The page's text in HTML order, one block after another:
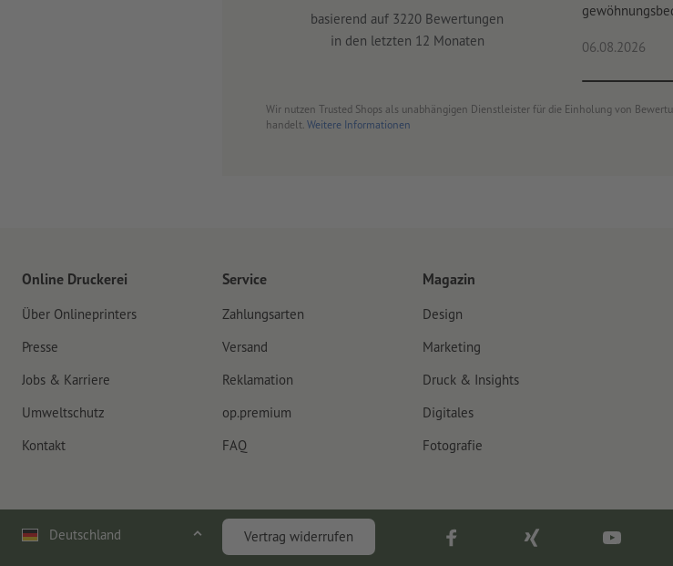
basierend auf 3220 Bewertungen
in den letzten 12 Monaten
06.08.2026
Wir nutzen Trusted Shops als unabhängigen Dienstleister für die Einholung von
handelt. Weitere Informationen
Online Druckerei
Über Onlineprinters
Presse
Jobs & Karriere
Umweltschutz
Kontakt
Service
Zahlungsarten
Versand
Reklamation
op.premium
FAQ
Magazin
Design
Marketing
Druck & Insights
Digitales
Fotografie
Deutschland Vertrag widerrufen